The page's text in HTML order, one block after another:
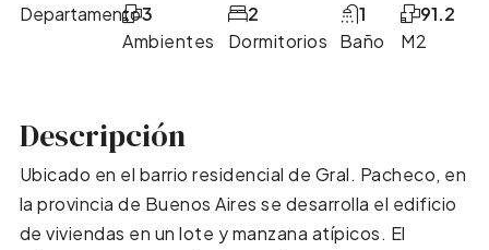
Departamento
Ambientes
3
Dormitorios
2
Baño
1
M2
91.2
Descripción
Ubicado en el barrio residencial de Gral. Pacheco, en
la provincia de Buenos Aires se desarrolla el edificio
de viviendas en un lote y manzana atípicos. El